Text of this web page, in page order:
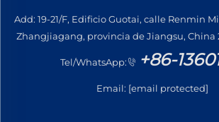
Add: 19-21/F, Edificio Guotai, calle Renmin
Zhangjiagang, provincia de Jiangsu, China
Tel/WhatsApp: +86-
Email: [email protected]